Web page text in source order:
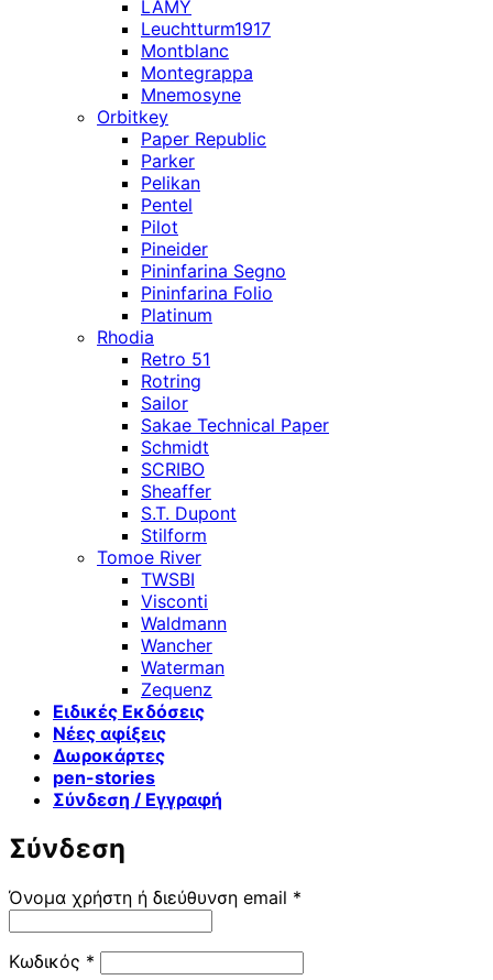
LAMY
Leuchtturm1917
Montblanc
Montegrappa
Mnemosyne
Orbitkey
Paper Republic
Parker
Pelikan
Pentel
Pilot
Pineider
Pininfarina Segno
Pininfarina Folio
Platinum
Rhodia
Retro 51
Rotring
Sailor
Sakae Technical Paper
Schmidt
SCRIBO
Sheaffer
S.T. Dupont
Stilform
Tomoe River
TWSBI
Visconti
Waldmann
Wancher
Waterman
Zequenz
Ειδικές Εκδόσεις
Νέες αφίξεις
Δωροκάρτες
pen-stories
Σύνδεση / Εγγραφή
Σύνδεση
Όνομα χρήστη ή διεύθυνση email *
Κωδικός * Απαιτείται